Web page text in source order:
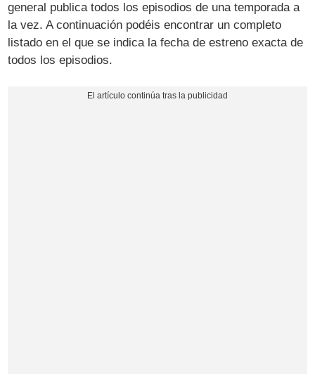
general publica todos los episodios de una temporada a
la vez. A continuación podéis encontrar un completo
listado en el que se indica la fecha de estreno exacta de
todos los episodios.